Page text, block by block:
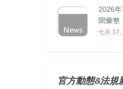
2026
聞彙整
七月 17,
官方動態&法規